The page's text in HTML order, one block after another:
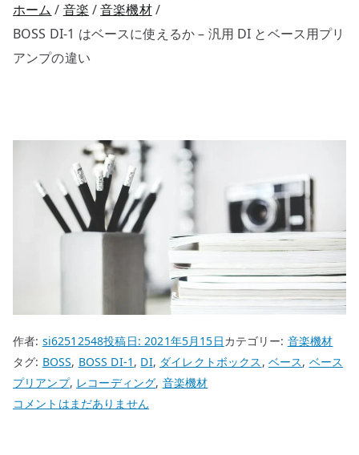
ホーム 音楽
音楽機材
BOSS DI-1 はベースに使えるか – 汎用 DI とベース用プリ
アンプの違い
作者: si62512548投稿日:2021年5月15日カテゴリー: 音楽機材
タグ: BOSS, BOSS DI-1 , DI, ダイレクトボックス , ベース, ベース
プリアンプ, レコーディング, 音楽機材
BOSS
コメントはまだありません